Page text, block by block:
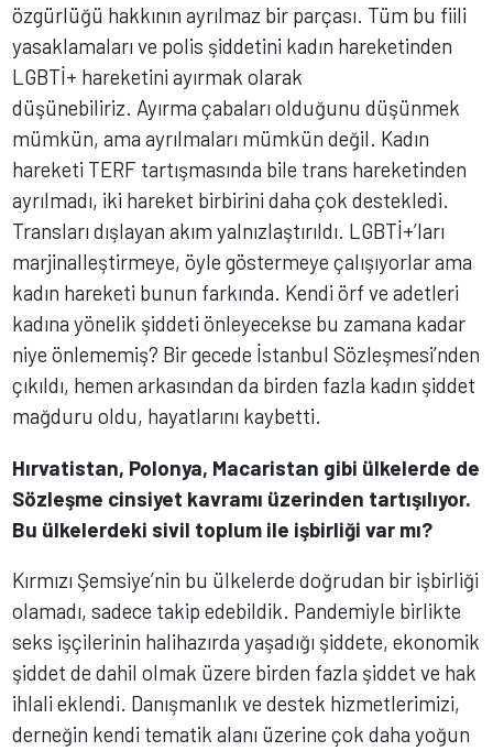
özgürlüğü hakkının ayrılmaz bir parçası. Tüm bu fiili
yasaklamaları ve polis şiddetini kadın hareketinden
LGBTİ+ hareketini ayırmak olarak
düşünebiliriz. Ayırma çabaları olduğunu düşünmek
mümkün, ama ayrılmaları mümkün değil. Kadın
hareketi TERF tartışmasında bile trans hareketinden
ayrılmadı, iki hareket birbirini daha çok destekledi.
Transları dışlayan akım yalnızlaştırıldı. LGBTİ+’ları
marjinalleştirmeye, öyle göstermeye çalışıyorlar ama
kadın hareketi bunun farkında. Kendi örf ve adetleri
kadına yönelik şiddeti önleyecekse bu zamana kadar
niye önlememiş? Bir gecede İstanbul Sözleşmesi’nden
çıkıldı, hemen arkasından da birden fazla kadın şiddet
mağduru oldu, hayatlarını kaybetti.
Hırvatistan, Polonya, Macaristan gibi ülkelerde de
Sözleşme cinsiyet kavramı üzerinden tartışılıyor.
Bu ülkelerdeki sivil toplum ile işbirliği var mı?
Kırmızı Şemsiye’nin bu ülkelerde doğrudan bir işbirliği
olamadı, sadece takip edebildik. Pandemiyle birlikte
seks işçilerinin halihazırda yaşadığı şiddete, ekonomik
şiddet de dahil olmak üzere birden fazla şiddet ve hak
ihlali eklendi. Danışmanlık ve destek hizmetlerimizi,
derneğin kendi tematik alanı üzerine çok daha yoğun